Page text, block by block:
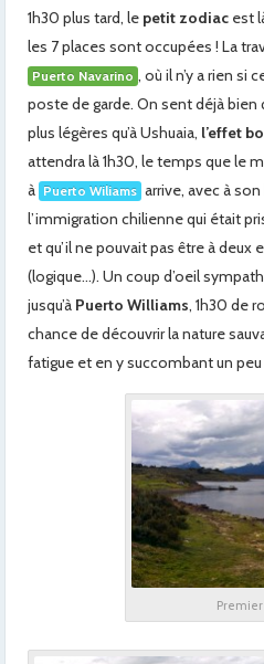
1h30 plus tard, le petit zodiac est
les 7 places sont occupées ! La
Puerto Navarino , où il n’y a rien si
poste de garde. On sent déjà
plus légères qu’à Ushuaia, l’effet
attendra là 1h30, le temps que le
à Puerto Wiliams arrive, avec à
l’immigration chilienne qui était
et qu’il ne pouvait pas être à
(logique…). Un coup d’oeil
jusqu’à Puerto Williams, 1h30 de
chance de découvrir la nature
fatigue et en y succombant un
Premier